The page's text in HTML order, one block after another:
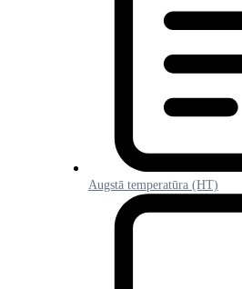
Augstā temperatūra (HT)